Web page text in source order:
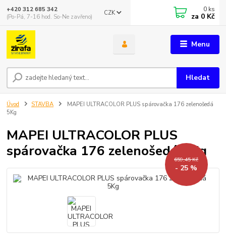
Menu
CZK
Hledat
+420 312 685 342
(Po-Pá, 7-16 hod. So-Ne zavřeno)
0 ks
za 0 Kč
Úvod STAVBA
MAPEI ULTRACOLOR PLUS spárovačka 176 zelenošedá
5Kg
MAPEI ULTRACOLOR PLUS
spárovačka 176 zelenošedá 5Kg
659,45 Kč
- 25 %